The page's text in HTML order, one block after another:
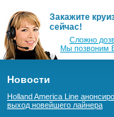
Закажите
сейчас!
Сложно
Мы позвоним
Новости
Holland America Line
выход новейшего лайнера